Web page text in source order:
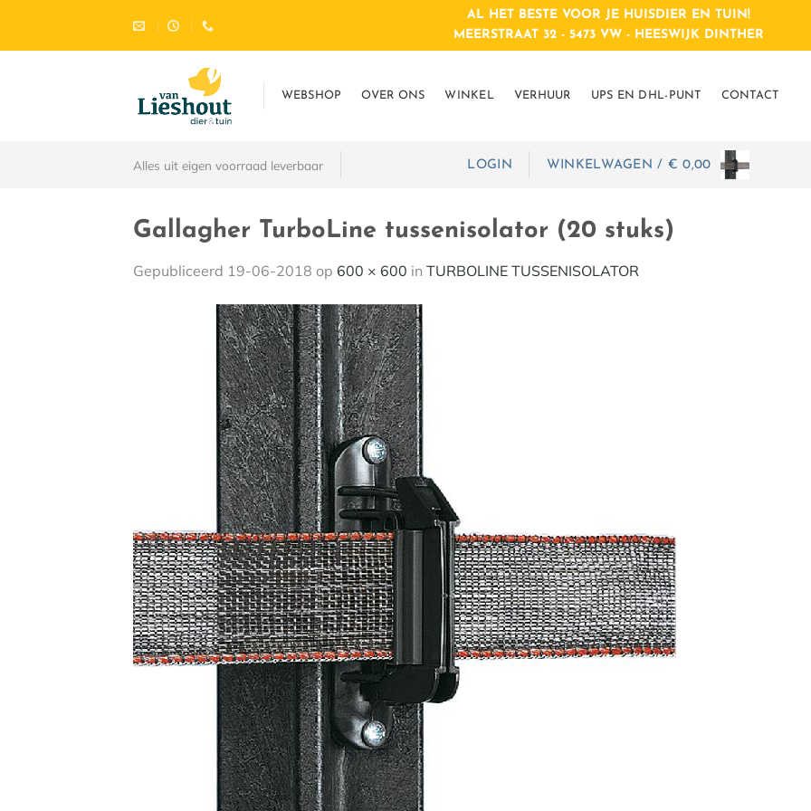
inhoud
AL HET BESTE VOOR JE HUISDIER EN TUIN!
MEERSTRAAT 32 - 5473 VW - HEESWIJK DINTHER
WEBSHOP OVER ONS WINKEL VERHUUR UPS EN DHL-PUNT CONTACT
Alles uit eigen voorraad leverbaar LOGIN WINKELWAGEN / € 0,00
Gallagher TurboLine tussenisolator (20 stuks)
Gepubliceerd 19-06-2018 op 600 × 600 in TURBOLINE TUSSENISOLATOR